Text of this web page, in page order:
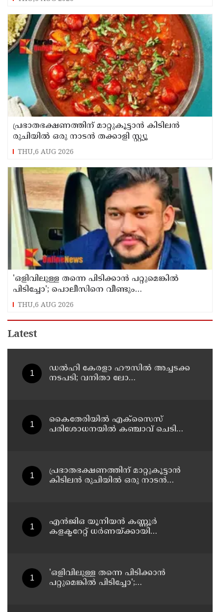
പ്രഭാതഭക്ഷണത്തിന് മാറ്റുകൂട്ടാൻ കിടിലൻ
രുചിയിൽ ഒരു നാടൻ തക്കാളി സ്റ്റ്യൂ
THU,6 AUG 2026
'ഒളിവിലുള്ള തന്നെ പിടിക്കാൻ പറ്റുമെങ്കിൽ
പിടിച്ചോ'; പൊലീസിനെ വീണ്ടും
വെല്ലുവിളിച്ച് അർജുൻ ആയങ്കി
THU,6 AUG 2026
Latest
ഡൽഹി കേരളാ ഹൗസില്‍ അച്ചടക്ക
നടപടി; വനിതാ ലോ
കൈതേരിയിൽ എക്സൈസ്
പരിശോധനയിൽ കഞ്ചാവ് ചെടി
പ്രഭാതഭക്ഷണത്തിന് മാറ്റുകൂട്ടാൻ
കിടിലൻ രുചിയിൽ ഒരു നാടൻ
എൻജിഒ യൂനിയൻ കണ്ണൂർ
കളക്ടറേറ്റ് ധർണയ്ക്കായി
'ഒളിവിലുള്ള തന്നെ പിടിക്കാൻ
പറ്റുമെങ്കിൽ പിടിച്ചോ';